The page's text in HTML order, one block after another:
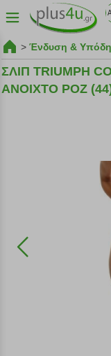
> Ένδυση &
ΣΛΙΠ TRIUMPH
ΑΝΟΙΧΤΟ ΡΟΖ